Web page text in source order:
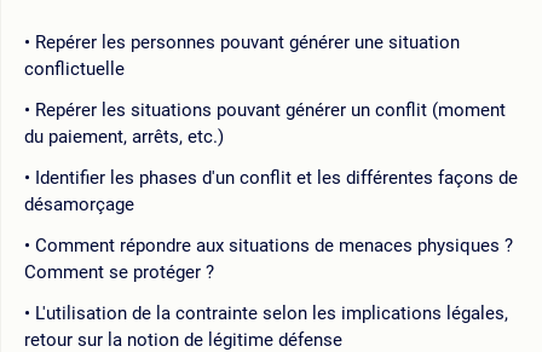
Repérer les personnes pouvant générer une situation
conflictuelle
Repérer les situations pouvant générer un conflit (moment
du paiement, arrêts, etc.)
Identifier les phases d'un conflit et les différentes façons de
désamorçage
Comment répondre aux situations de menaces physiques ?
Comment se protéger ?
L'utilisation de la contrainte selon les implications légales,
retour sur la notion de légitime défense